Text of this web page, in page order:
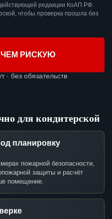
редакции КоАП РФ.
чтобы проверка прошла без
РИСКУЮ
· без обязательств
для кондитерской
планировку
пожарной безопасности,
защиты и расчёт
помещение.